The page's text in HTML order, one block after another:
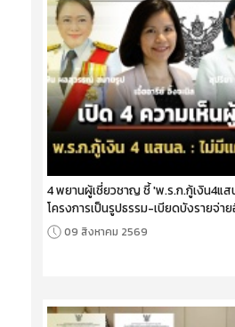
4 พยานผู้เชี่ยวชาญ ชี้ 'พ.ร.ก.กู้เงิน4แ
โครงการเป็นรูปธรรม-เบียดบังรายจ่า
09 สิงหาคม 2569